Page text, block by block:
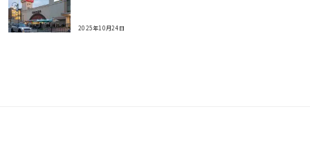
2025年10月24日